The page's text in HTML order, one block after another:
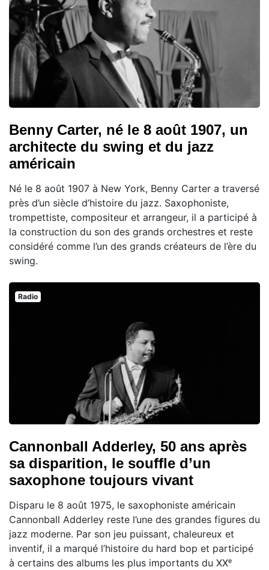
Benny Carter, né le 8 août 1907, un
architecte du swing et du jazz
américain
Né le 8 août 1907 à New York, Benny Carter a traversé
près d’un siècle d’histoire du jazz. Saxophoniste,
trompettiste, compositeur et arrangeur, il a participé à
la construction du son des grands orchestres et reste
considéré comme l’un des grands créateurs de l’ère du
swing.
Radio
Cannonball Adderley, 50 ans après
sa disparition, le souffle d’un
saxophone toujours vivant
Disparu le 8 août 1975, le saxophoniste américain
Cannonball Adderley reste l’une des grandes figures du
jazz moderne. Par son jeu puissant, chaleureux et
inventif, il a marqué l’histoire du hard bop et participé
à certains des albums les plus importants du XXᵉ